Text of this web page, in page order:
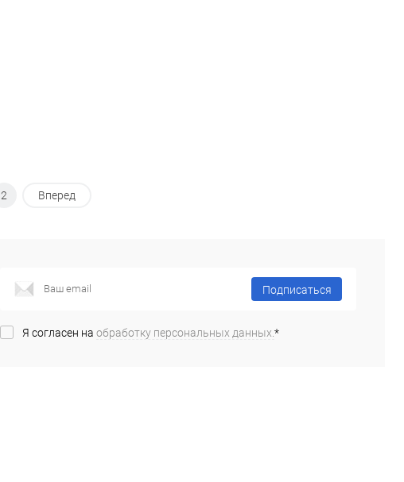
2 Вперед
Подписаться
Я согласен на обработку персональных данных. *